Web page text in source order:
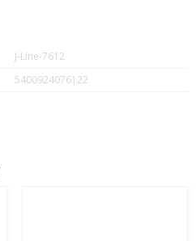
J-Line-7612
5400924076122